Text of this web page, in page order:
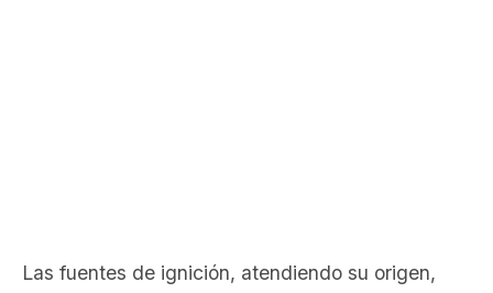
Las fuentes de ignición, atendiendo su origen,